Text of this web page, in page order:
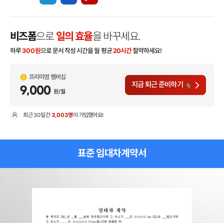
비즈폼으로 일의 효율을 바꾸세요.
하루300원으로 문서 작성 시간을 월 평균20시간절약하세요!
프리미엄 멤버십
9,000 원/월
지금 퇴근 준비하기
최근30일간3,003명이 가입했어요!
표준 임대차계약서